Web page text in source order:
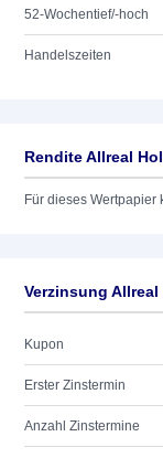
52-Wochentief/-hoch
Handelszeiten
Rendite Allreal
Für dieses
Verzinsung Allreal
Kupon
Erster Zinstermin
Anzahl Zinstermine